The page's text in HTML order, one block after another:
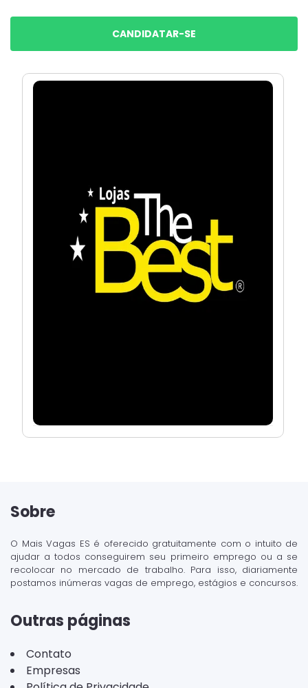
CANDIDATAR-SE
Sobre
O Mais Vagas ES é oferecido gratuitamente com o intuito de
ajudar a todos conseguirem seu primeiro emprego ou a se
recolocar no mercado de trabalho. Para isso, diariamente
postamos inúmeras vagas de emprego, estágios e concursos.
Outras páginas
Contato
Empresas